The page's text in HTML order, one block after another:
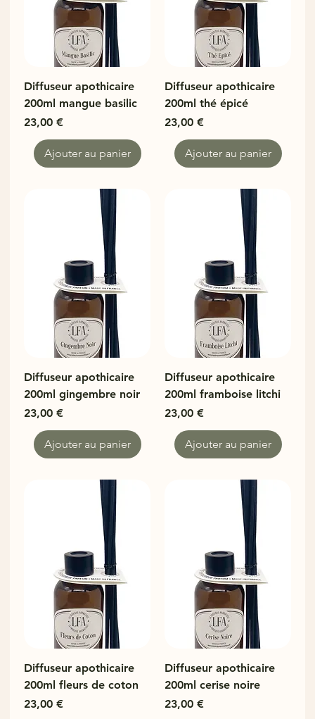
Diffuseur apothicaire
200ml mangue basilic
Prix
23,00 €
Ajouter au panier
Diffuseur apothicaire
200ml thé épicé
Prix
23,00 €
Ajouter au panier
Diffuseur apothicaire
200ml gingembre noir
Prix
23,00 €
Ajouter au panier
Diffuseur apothicaire
200ml framboise litchi
Prix
23,00 €
Ajouter au panier
Diffuseur apothicaire
200ml fleurs de coton
Prix
23,00 €
Diffuseur apothicaire
200ml cerise noire
Prix
23,00 €